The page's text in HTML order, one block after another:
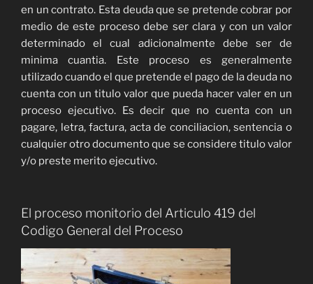
en un contrato. Esta deuda que se pretende cobrar por
medio de este proceso debe ser clara y con un valor
determinado el cual adicionalmente debe ser de
minima cuantia. Este proceso es generalmente
utilizado cuando el que pretende el pago de la deuda no
cuenta con un titulo valor que pueda hacer valer en un
proceso ejecutivo. Es decir que no cuenta con un
pagare, letra, factura, acta de conciliacion, sentencia o
cualquier otro documento que se considere titulo valor
y/o preste merito ejecutivo.
El proceso monitorio del Articulo 419 del
Codigo General del Proceso